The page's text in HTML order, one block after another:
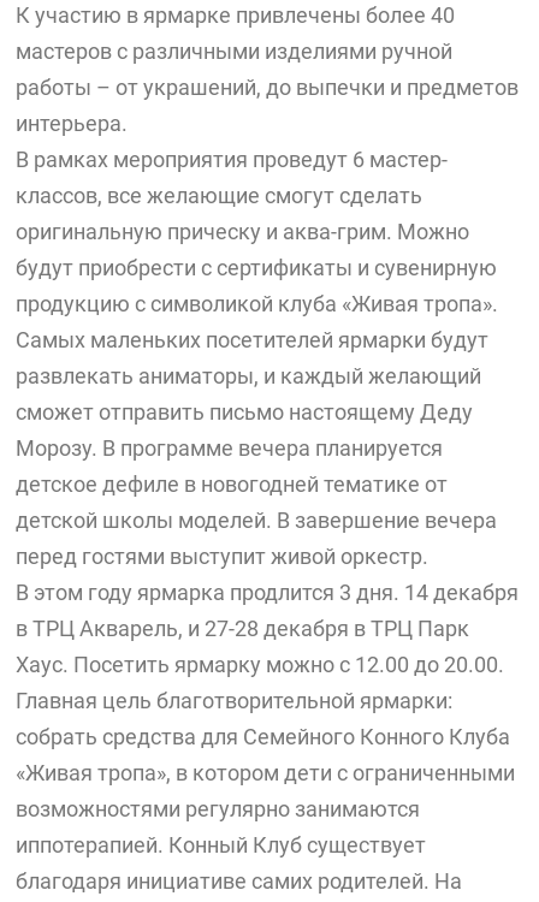
К участию в ярмарке привлечены более 40
мастеров с различными изделиями ручной
работы – от украшений, до выпечки и предметов
интерьера.
В рамках мероприятия проведут 6 мастер-
классов, все желающие смогут сделать
оригинальную прическу и аква-грим. Можно
будут приобрести с сертификаты и сувенирную
продукцию с символикой клуба «Живая тропа».
Самых маленьких посетителей ярмарки будут
развлекать аниматоры, и каждый желающий
сможет отправить письмо настоящему Деду
Морозу. В программе вечера планируется
детское дефиле в новогодней тематике от
детской школы моделей. В завершение вечера
перед гостями выступит живой оркестр.
В этом году ярмарка продлится 3 дня. 14 декабря
в ТРЦ Акварель, и 27-28 декабря в ТРЦ Парк
Хаус. Посетить ярмарку можно с 12.00 до 20.00.
Главная цель благотворительной ярмарки:
собрать средства для Семейного Конного Клуба
«Живая тропа», в котором дети с ограниченными
возможностями регулярно занимаются
иппотерапией. Конный Клуб существует
благодаря инициативе самих родителей. На